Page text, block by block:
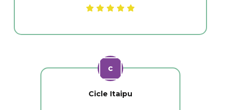
Cicle Itaipu